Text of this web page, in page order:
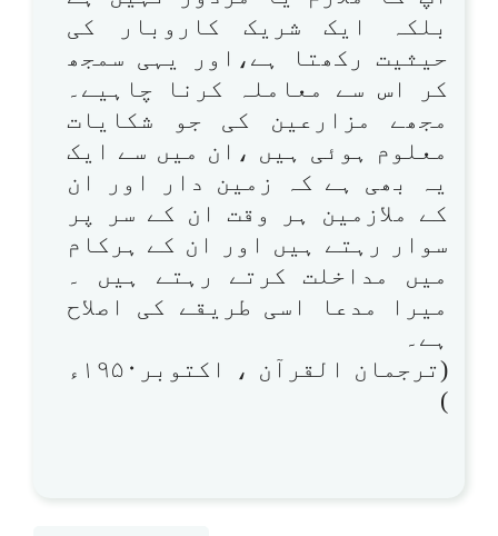
بلکہ ایک شریک کاروبار کی
حیثیت رکھتا ہے،اور یہی سمجھ
کر اس سے معاملہ کرنا چاہیے۔
مجھے مزارعین کی جو شکایات
معلوم ہوئی ہیں ،ان میں سے ایک
یہ بھی ہے کہ زمین دار اور ان
کے ملازمین ہر وقت ان کے سر پر
سوار رہتے ہیں اور ان کے ہرکام
میں مداخلت کرتے رہتے ہیں ۔
میرا مدعا اسی طریقے کی اصلاح
ہے۔
(ترجمان القرآن ، اکتوبر۱۹۵۰ء
)